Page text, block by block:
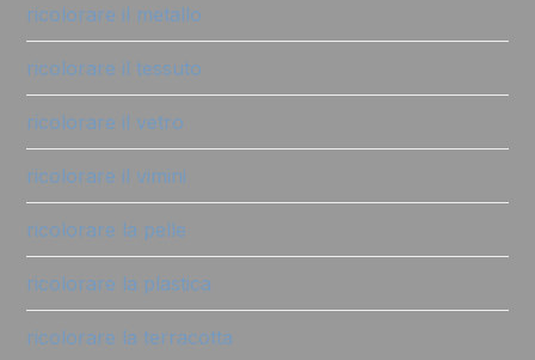
ricolorare il metallo
ricolorare il tessuto
ricolorare il vetro
ricolorare il vimini
ricolorare la pelle
ricolorare la plastica
ricolorare la terracotta